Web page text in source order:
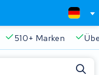
510+ MarkenSchließen